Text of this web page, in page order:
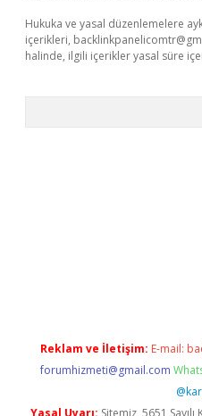
Hukuka ve yasal düzenlemelere
içerikleri,
halinde, ilgili içerikler yasal süre
Reklam ve İletişim: E-mail:
forumhizmeti@gmail.com
Yasal Uyarı: Sitemiz, 5651